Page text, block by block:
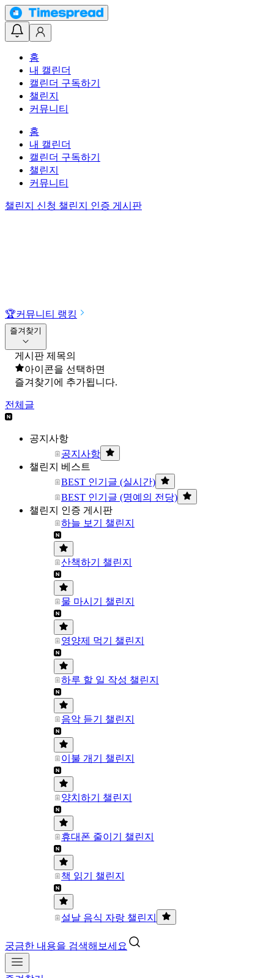
홈
내 캘린더
캘린더 구독하기
챌린지
커뮤니티
홈
내 캘린더
캘린더 구독하기
챌린지
커뮤니티
챌린지 신청 챌린지 인증 게시판
🏆커뮤니티 랭킹
즐겨찾기
게시판 제목의
아이콘을 선택하면
즐겨찾기에 추가됩니다.
전체글
공지사항
공지사항
챌린지 베스트
BEST 인기글 (실시간)
BEST 인기글 (명예의 전당)
챌린지 인증 게시판
하늘 보기 챌린지
산책하기 챌린지
물 마시기 챌린지
영양제 먹기 챌린지
하루 할 일 작성 챌린지
음악 듣기 챌린지
이불 개기 챌린지
양치하기 챌린지
휴대폰 줄이기 챌린지
책 읽기 챌린지
설날 음식 자랑 챌린지
궁금한 내용을 검색해보세요